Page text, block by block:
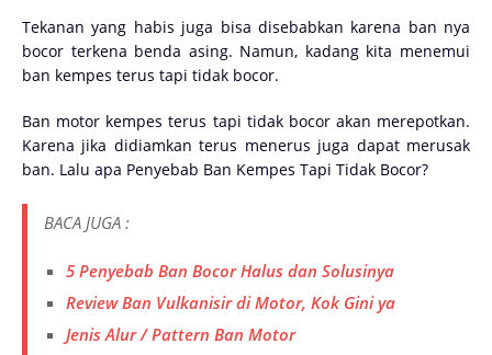
Tekanan yang habis juga bisa disebabkan karena ban nya
bocor terkena benda asing. Namun, kadang kita menemui
ban kempes terus tapi tidak bocor.
Ban motor kempes terus tapi tidak bocor akan merepotkan.
Karena jika didiamkan terus menerus juga dapat merusak
ban. Lalu apa Penyebab Ban Kempes Tapi Tidak Bocor?
BACA JUGA :
5 Penyebab Ban Bocor Halus dan Solusinya
Review Ban Vulkanisir di Motor, Kok Gini ya
Jenis Alur / Pattern Ban Motor